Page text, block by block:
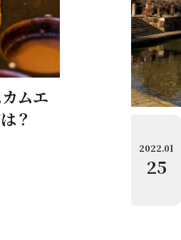
ムエ
？
2022.01
25